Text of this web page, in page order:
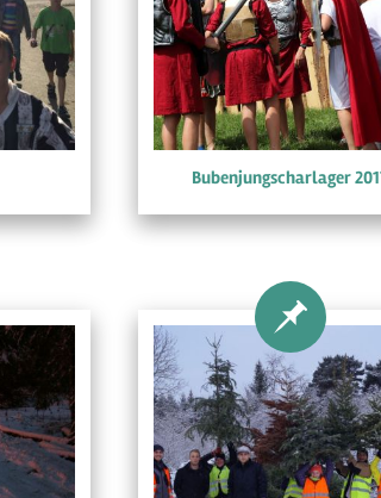
Bubenjungscharlager